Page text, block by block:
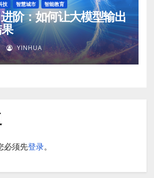
技 智慧城市 智能教育
阶：如何让大模型输出
YINHUA
必须先登录。